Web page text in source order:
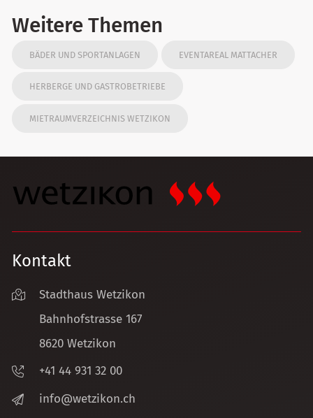
Weitere Themen
BÄDER UND SPORTANLAGEN EVENTAREAL MATTACHER
HERBERGE UND GASTROBETRIEBE
MIETRAUMVERZEICHNIS WETZIKON
Kontakt
Stadthaus Wetzikon
Bahnhofstrasse 167
8620 Wetzikon
+41 44 931 32 00
nf
w tz k n ch